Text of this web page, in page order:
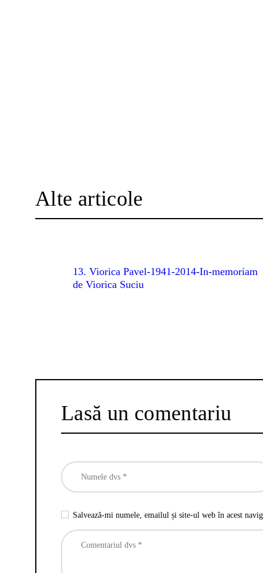
Alte articole
13. Viorica Pavel-1941-2014-In-memoriam
de Viorica Suciu
Lasă un comentariu
Salvează-mi numele, emailul și site-ul web în acest